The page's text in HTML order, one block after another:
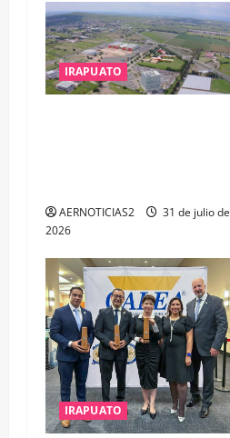
IRAPUATO
AERNOTICIAS2
31 de julio de
2026
IRAPUATO